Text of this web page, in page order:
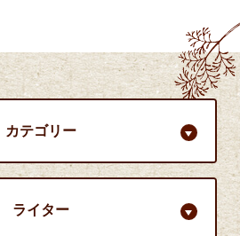
カテゴリー
ライター